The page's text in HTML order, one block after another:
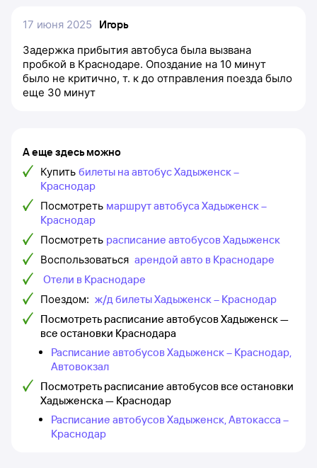
17 июня 2025
Игорь
Задержка прибытия автобуса была вызвана
пробкой в Краснодаре. Опоздание на 10 минут
было не критично, т. к до отправления поезда было
еще 30 минут
А еще здесь можно
Купить билеты на автобус Хадыженск –
Краснодар
Посмотреть маршрут автобуса Хадыженск –
Краснодар
Посмотреть расписание автобусов Хадыженск
Воспользоваться арендой авто в Краснодаре
Отели в Краснодаре
Поездом: ж/д билеты Хадыженск – Краснодар
Посмотреть расписание автобусов Хадыженск —
все остановки Краснодара
Расписание автобусов Хадыженск – Краснодар,
Автовокзал
Посмотреть расписание автобусов все остановки
Хадыженска — Краснодар
Расписание автобусов Хадыженск, Автокасса –
Краснодар